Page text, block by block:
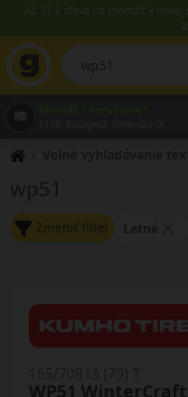
Až 35 € zľava na montáž k
wp51
Zmeniť filter
WP51 WinterCraft